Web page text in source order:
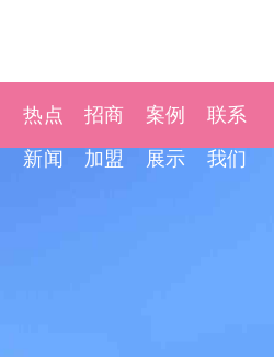
热点
新闻
招商
加盟
案例
展示
联系
我们